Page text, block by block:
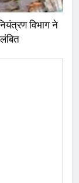
विभाग ने